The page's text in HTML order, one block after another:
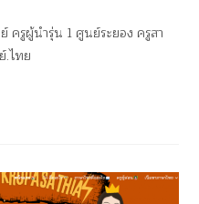
ครูผู้นำรุ่น 1 ศูนย์ระยอง ครูสา
.ไทย